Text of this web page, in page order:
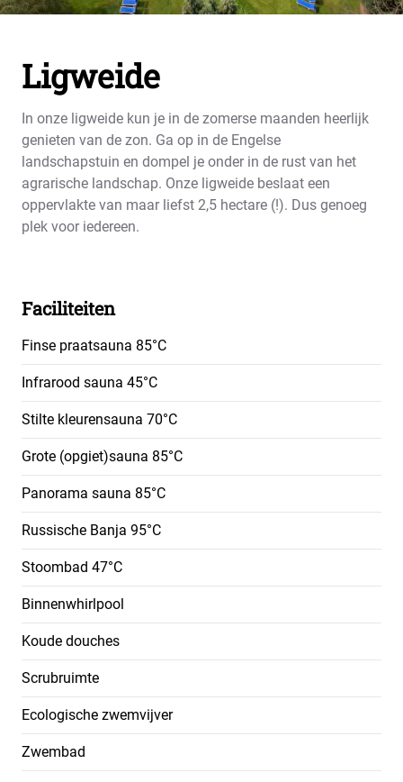
Ligweide
In onze ligweide kun je in de zomerse maanden heerlijk
genieten van de zon. Ga op in de Engelse
landschapstuin en dompel je onder in de rust van het
agrarische landschap. Onze ligweide beslaat een
oppervlakte van maar liefst 2,5 hectare (!). Dus genoeg
plek voor iedereen.
Faciliteiten
Finse praatsauna 85°C
Infrarood sauna 45°C
Stilte kleurensauna 70°C
Grote (opgiet)sauna 85°C
Panorama sauna 85°C
Russische Banja 95°C
Stoombad 47°C
Binnenwhirlpool
Koude douches
Scrubruimte
Ecologische zwemvijver
Zwembad